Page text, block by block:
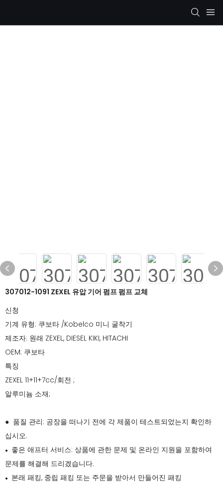
307012-1091 ZEXEL 유압 기어 펌프 펌프 교체
신청
기계 유형: 쿠보타 /Kobelco 미니 굴착기
제조자: 원래 ZEXEL, DIESEL KIKI, HITACHI
OEM: 쿠보타
특징
ZEXEL 11+11+7cc/회전 ;
알루미늄 소재;
● 품질 관리: 공장을 떠나기 전에 각 제품이 테스트되었는지 확인하
십시오.
● 좋은 애프터 서비스: 상품에 관한 문제 및 온라인 지원을 포함하여
문제를 해결해 드리겠습니다.
● 본래 패킹, 중립 패킹 또는 주문을 받아서 만들어진 패킹